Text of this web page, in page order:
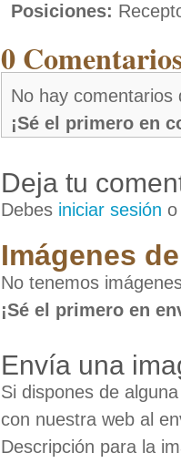
Posiciones:
0
No hay comentarios
¡Sé el primero en
Deja tu
Debes iniciar sesión
Imágenes
No tenemos
¡Sé el primero en
Envía una
Si dispones de
con nuestra web al
Descripción para la